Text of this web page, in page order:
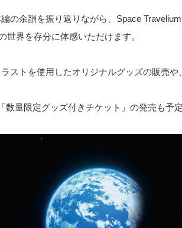
の余韻を振り返りながら、Space
世界を存分に体感いただけます。
ストを使用したオリジナルグッズの販売や
数量限定グッズ付きチケット」の発売も予定